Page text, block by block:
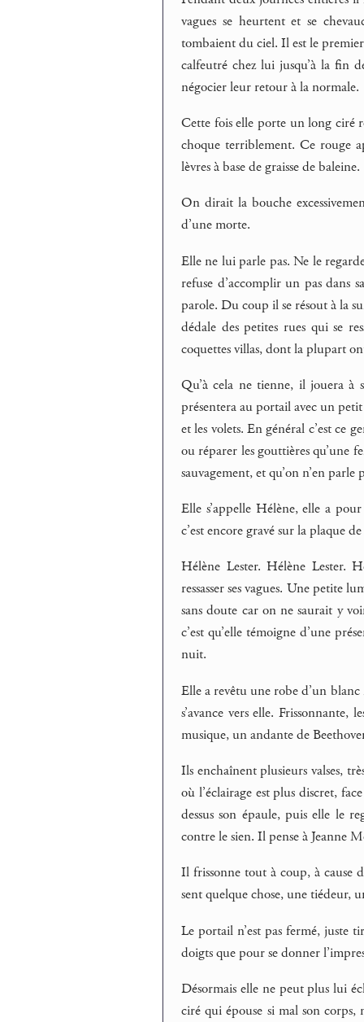
vagues se heurtent et se
tombaient du ciel. Il est le
calfeutré chez lui jusqu’à la fin
négocier leur retour à la normale.
Cette fois elle porte un long ciré
choque terriblement. Ce rouge
lèvres à base de graisse de baleine.
On dirait la bouche
d’une morte.
Elle ne lui parle pas. Ne le
refuse d’accomplir un pas dans
parole. Du coup il se résout à la
dédale des petites rues qui se
coquettes villas, dont la plupart
Qu’à cela ne tienne, il jouera
présentera au portail avec un
et les volets. En général c’est ce
ou réparer les gouttières qu’une
sauvagement, et qu’on n’en parle
Elle s’appelle Hélène, elle a
c’est encore gravé sur la plaque
Hélène Lester. Hélène Lester.
ressasser ses vagues. Une petite
sans doute car on ne saurait y
c’est qu’elle témoigne d’une
nuit.
Elle a revêtu une robe d’un blanc
s’avance vers elle. Frissonnante,
musique, un andante de
Ils enchaînent plusieurs valses,
où l’éclairage est plus discret,
dessus son épaule, puis elle le
contre le sien. Il pense à Jeanne
Il frissonne tout à coup, à cause
sent quelque chose, une tiédeur,
Le portail n’est pas fermé, juste
doigts que pour se donner
Désormais elle ne peut plus lui
ciré qui épouse si mal son